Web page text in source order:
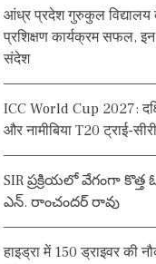
आंध्र प्रदेश गुरुकुल विद्यालय
प्रशिक्षण कार्यक्रम सफल,
संदेश
ICC World Cup 2027:
और नामीबिया T20 ट्राई-
SIR ప్రక్రియలో వేగంగా
ఎన్. రాంచందర్ రావు
हाइड्रा में 150 ड्राइवर की